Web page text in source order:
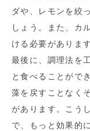
ダや、レモンを絞
しょう。また、カ
ける必要があります
最後に、調理法を
と食べることがで
藻を戻すことなく
があります。こう
で、もっと効果的